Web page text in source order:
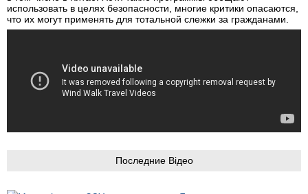
использовать в целях безопасности, многие критики опасаются,
что их могут применять для тотальной слежки за гражданами.
Последние Відео